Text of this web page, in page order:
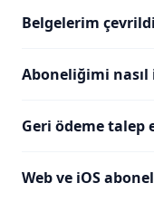
Belgelerim
Aboneliğimi
Geri ödeme talep
Web ve iOS